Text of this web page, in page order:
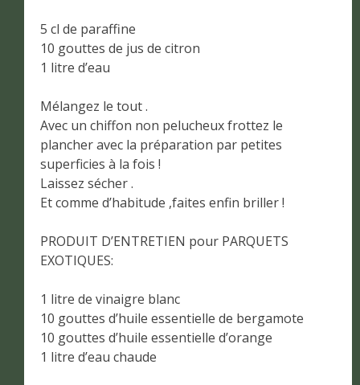
5 cl de paraffine
10 gouttes de jus de citron
1 litre d’eau
Mélangez le tout .
Avec un chiffon non pelucheux frottez le
plancher avec la préparation par petites
superficies à la fois !
Laissez sécher .
Et comme d’habitude ,faites enfin briller !
PRODUIT D’ENTRETIEN pour PARQUETS
EXOTIQUES:
1 litre de vinaigre blanc
10 gouttes d’huile essentielle de bergamote
10 gouttes d’huile essentielle d’orange
1 litre d’eau chaude